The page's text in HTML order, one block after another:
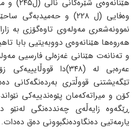
عه‌ره‌بی له‌ (٣٤٨)دا
تێگه‌یشتنی قووڵتری به‌رده‌نگه‌کانی
کۆن و میراته‌که‌مان پێوه‌ندییه‌کی
ڕێگه‌وه‌ زایه‌ڵه‌ی چه‌ندده‌نگی له‌نێو
یارمه‌تیی ده‌نگاوده‌نگبوونی ده‌ق ده‌دات.